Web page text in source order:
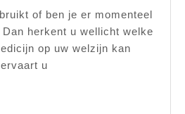
herkent u wellicht welke
op uw welzijn kan
u